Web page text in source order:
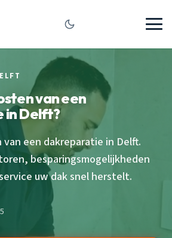
van een
in Delft?
een dakreparatie in Delft.
besparingsmogelijkheden
uw dak snel herstelt.